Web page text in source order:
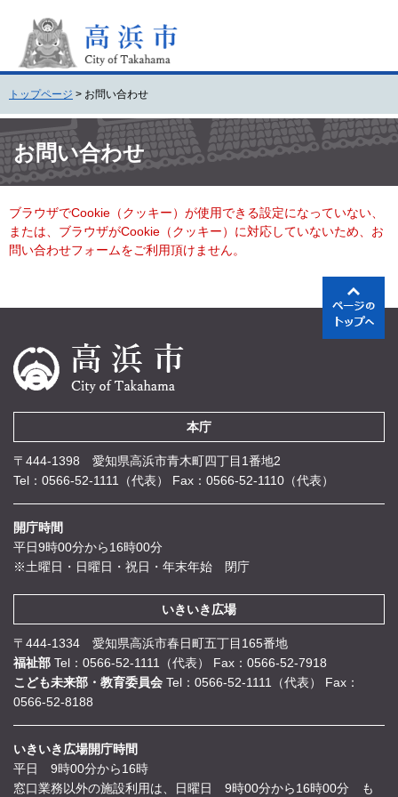
頭
で
す
。
飛
ば
し
て
本
へ
トップページ > お問い合わせ
文 お問い合わせ
ブラウザでCookie（クッキー）が使用できる設定になっていない、
または、ブラウザがCookie（クッキー）に対応していないため、お
問い合わせフォームをご利用頂けません。
本庁
〒444-1398 愛知県高浜市青木町四丁目1番地2
Tel：0566-52-1111（代表）
Fax：0566-52-1110（代表）
開庁時間
平日9時00分から16時00分
※土曜日・日曜日・祝日・年末年始 閉庁
いきいき広場
〒444-1334 愛知県高浜市春日町五丁目165番地
福祉部 Tel：0566-52-1111（代表）
Fax：0566-52-7918
こども未来部・教育委員会 Tel：0566-52-1111（代表）
Fax：
0566-52-8188
いきいき広場開庁時間
平日 9時00分から16時
窓口業務以外の施設利用は、日曜日 9時00分から16時00分 も